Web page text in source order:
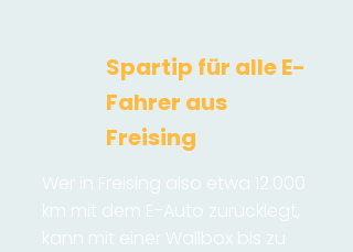
Spartip für alle E-
Fahrer aus
Freising
Wer in Freising also etwa 12.000
km mit dem E-Auto zurücklegt,
kann mit einer Wallbox bis zu